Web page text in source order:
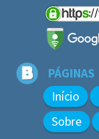
PÁGINAS
Início
Sobre